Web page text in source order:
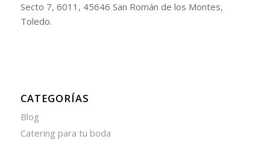
Secto 7, 6011, 45646 San Román de los Montes,
Toledo.
CATEGORÍAS
Blog
Catering para tu boda